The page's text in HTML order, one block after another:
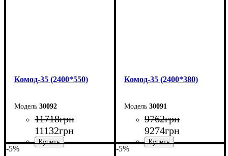
Комод-35 (2400*550)
30092
11718грн
11132грн
Комод-35 (2400*380)
30091
9762грн
9274грн
-5% -5%